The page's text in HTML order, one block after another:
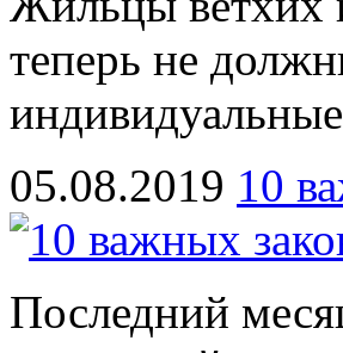
теперь не
05.08.2019 10
Последний